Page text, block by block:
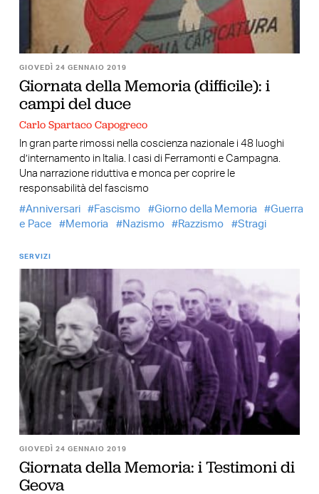
GIOVEDÌ 24 GENNAIO 2019
Giornata della Memoria (difficile): i
campi del duce
Carlo Spartaco Capogreco
In gran parte rimossi nella coscienza nazionale i 48 luoghi
d’internamento in Italia. I casi di Ferramonti e Campagna.
Una narrazione riduttiva e monca per coprire le
responsabilità del fascismo
Anniversari
Fascismo Giorno della Memoria
Guerra
e Pace
Memoria Nazismo Razzismo Stragi
SERVIZI
GIOVEDÌ 24 GENNAIO 2019
Giornata della Memoria: i Testimoni di
Geova